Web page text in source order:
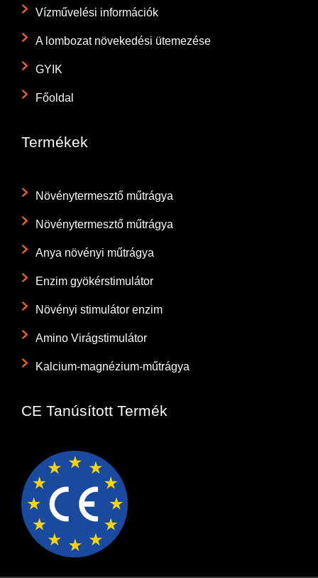
Vízművelési információk
A lombozat növekedési ütemezése
GYIK
Főoldal
Termékek
Növénytermesztő műtrágya
Növénytermesztő műtrágya
Anya növényi műtrágya
Enzim gyökérstimulátor
Növényi stimulátor enzim
Amino Virágstimulátor
Kalcium-magnézium-műtrágya
CE Tanúsított Termék